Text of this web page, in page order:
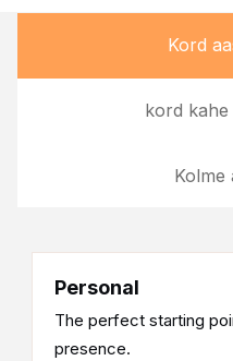
Kord
kord kahe
Kolme
Personal
The perfect starting
presence.